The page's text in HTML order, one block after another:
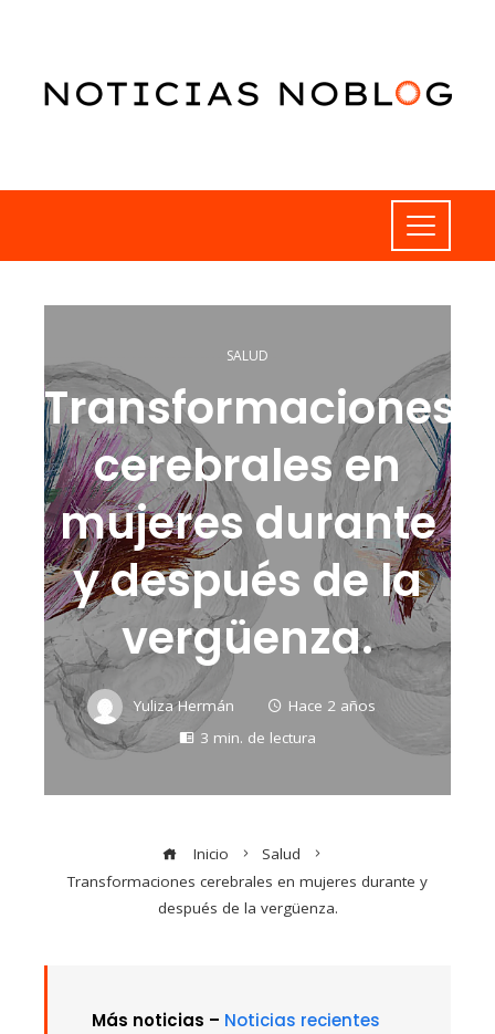
SALUD
Transformaciones
cerebrales en
mujeres durante
y después de la
vergüenza.
Yuliza Hermán
Hace 2 años
3 min. de lectura
Inicio
Salud
Transformaciones cerebrales en mujeres durante y
después de la vergüenza.
Más noticias – Noticias recientes